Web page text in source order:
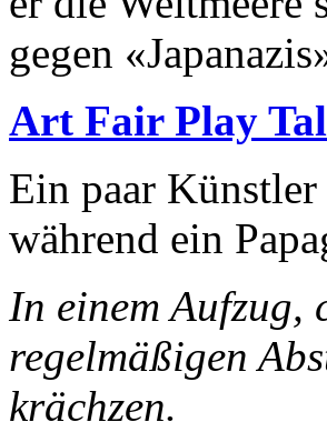
gegen
Art Fair Play
Ein paar
während ein
In einem Aufzug,
regelmäßigen
krächzen.